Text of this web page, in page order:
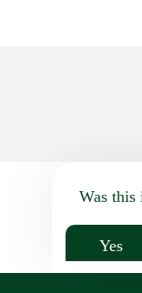
Was this
Yes